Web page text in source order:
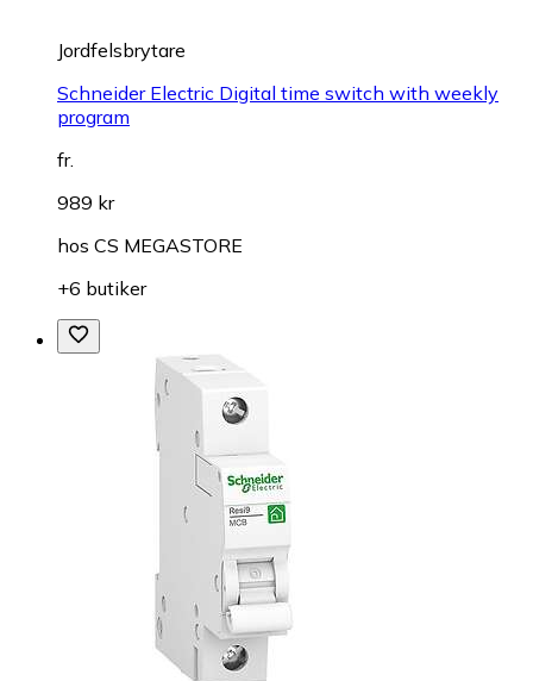
Jordfelsbrytare
Schneider Electric Digital time switch with weekly
program
fr.
989 kr
hos CS MEGASTORE
+6 butiker